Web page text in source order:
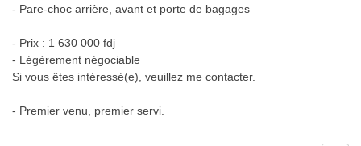
- Pare-choc arrière, avant et porte de bagages
- Prix : 1 630 000 fdj
- Légèrement négociable
Si vous êtes intéressé(e), veuillez me contacter.
- Premier venu, premier servi.